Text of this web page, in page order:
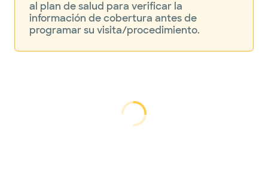
al plan de salud para verificar la
información de cobertura antes de
programar su visita/procedimiento.
cargando...
cargando